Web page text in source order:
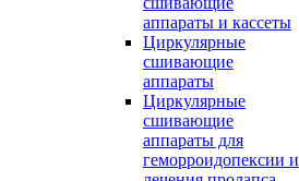
аппараты и кассеты
Циркулярные
сшивающие
аппараты
Циркулярные
сшивающие
аппараты для
геморроидопексии и